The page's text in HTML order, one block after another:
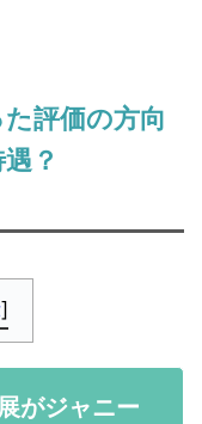
評価の方向
？
]
がジャニー